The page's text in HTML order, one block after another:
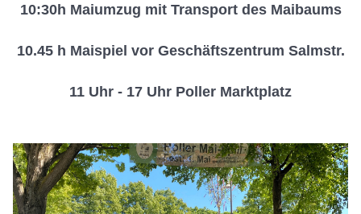
10:30h Maiumzug mit Transport des Maibaums
10.45 h Maispiel vor Geschäftszentrum Salmstr.
11 Uhr - 17 Uhr Poller Marktplatz